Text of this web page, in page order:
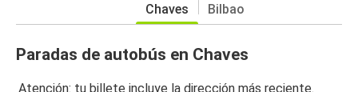
Chaves Bilbao
Paradas de autobús en Chaves
Atención: tu billete incluye la dirección más reciente.